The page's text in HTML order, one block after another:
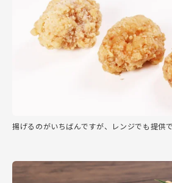
揚げるのがいちばんですが、レンジでも提供